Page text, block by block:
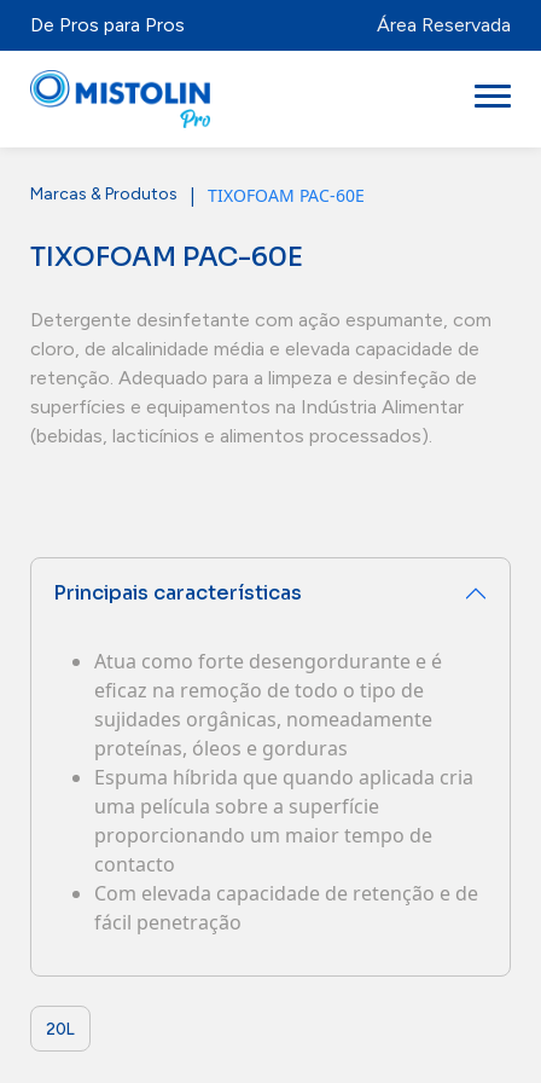
De Pros para Pros Área Reservada
Setores
Marcas & Produtos
Mistolabs
Sobre Nós
Recursos
Marcas & Produtos | TIXOFOAM PAC-60E
TIXOFOAM PAC-60E
Detergente desinfetante com ação espumante, com
cloro, de alcalinidade média e elevada capacidade de
retenção. Adequado para a limpeza e desinfeção de
superfícies e equipamentos na Indústria Alimentar
(bebidas, lacticínios e alimentos processados).
Principais características
Atua como forte desengordurante e é
eficaz na remoção de todo o tipo de
sujidades orgânicas, nomeadamente
proteínas, óleos e gorduras
Espuma híbrida que quando aplicada cria
uma película sobre a superfície
proporcionando um maior tempo de
contacto
Com elevada capacidade de retenção e de
fácil penetração
20L